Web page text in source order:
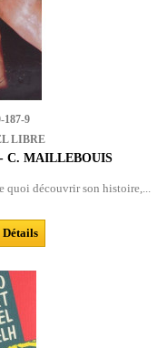
187-9
LIBRE
C. MAILLEBOUIS
quoi découvrir son histoire,...
Détails